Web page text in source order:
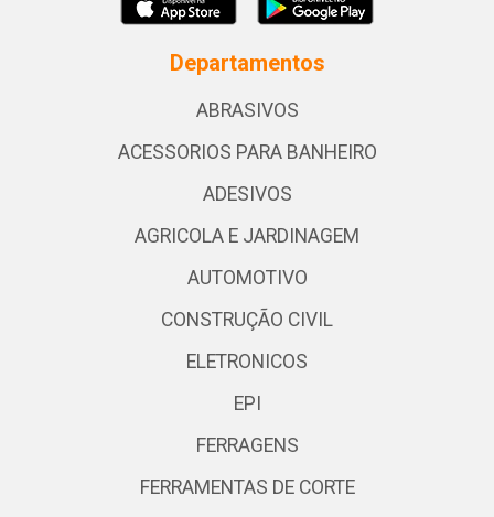
Departamentos
ABRASIVOS
ACESSORIOS PARA BANHEIRO
ADESIVOS
AGRICOLA E JARDINAGEM
AUTOMOTIVO
CONSTRUÇÃO CIVIL
ELETRONICOS
EPI
FERRAGENS
FERRAMENTAS DE CORTE